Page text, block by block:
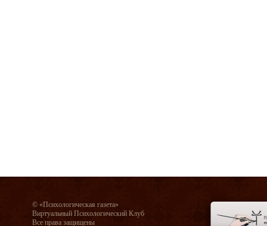
© «Психологическая газета»
Виртуальный Психологический Клуб
Все права защищены